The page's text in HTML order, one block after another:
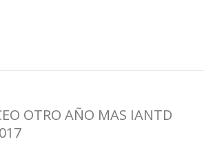
OTRO AÑO MAS IANTD